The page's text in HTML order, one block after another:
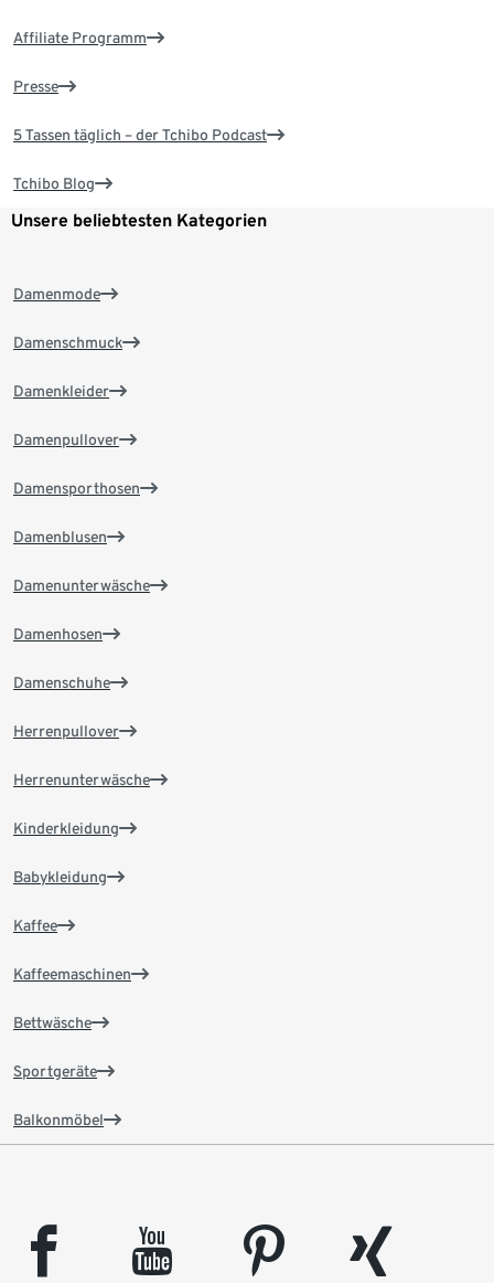
Affiliate Programm
Presse
5 Tassen täglich – der Tchibo Podcast
Tchibo Blog
Unsere beliebtesten Kategorien
Damenmode
Damenschmuck
Damenkleider
Damenpullover
Damensporthosen
Damenblusen
Damenunterwäsche
Damenhosen
Damenschuhe
Herrenpullover
Herrenunterwäsche
Kinderkleidung
Babykleidung
Kaffee
Kaffeemaschinen
Bettwäsche
Sportgeräte
Balkonmöbel
facebook youtube pinterest
xing